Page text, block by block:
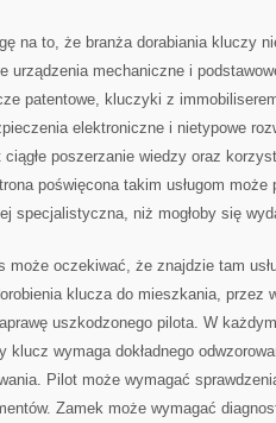
na to, że branża dorabiania kluczy
urządzenia mechaniczne i
patentowe, kluczyki z
elektroniczne i nietypowe
poszerzanie wiedzy oraz
poświęcona takim usługom może
specjalistyczna, niż mogłoby się
może oczekiwać, że znajdzie tam
klucza do mieszkania, przez
uszkodzonego pilota. W
klucz wymaga dokładnego
Pilot może wymagać
Zamek może wymagać